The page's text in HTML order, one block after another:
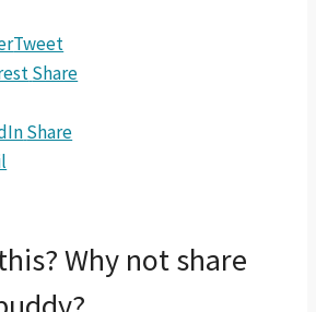
Tweet
Share
Share
Why not share